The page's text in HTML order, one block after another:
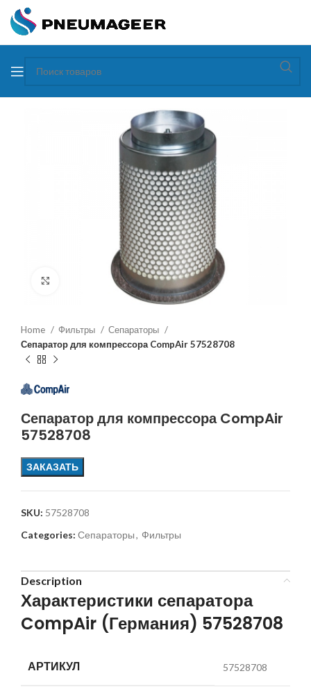
Home Фильтры
Сепараторы
Сепаратор для компрессора CompAir 57528708
Сепаратор для компрессора CompAir
57528708
ЗАКАЗАТЬ
SKU: 57528708
Categories: Сепараторы, Фильтры
Description
Характеристики сепаратора
CompAir (Германия) 57528708
АРТИКУЛ 57528708